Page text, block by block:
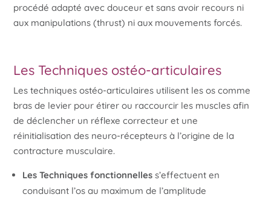
procédé adapté avec douceur et sans avoir recours ni
aux manipulations (thrust) ni aux mouvements forcés.
Les Techniques ostéo-articulaires
Les techniques ostéo-articulaires utilisent les os comme
bras de levier pour étirer ou raccourcir les muscles afin
de déclencher un réflexe correcteur et une
réinitialisation des neuro-récepteurs à l’origine de la
contracture musculaire.
Les Techniques fonctionnelles s’effectuent en
conduisant l’os au maximum de l’amplitude